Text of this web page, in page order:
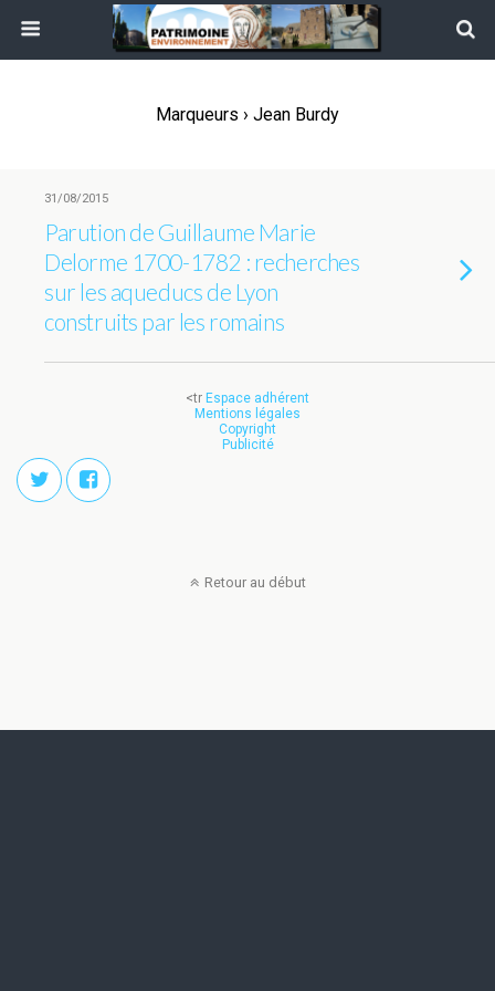
Marqueurs › Jean Burdy
31/08/2015
Parution de Guillaume Marie
Delorme 1700-1782 : recherches
sur les aqueducs de Lyon
construits par les romains
<tr Espace adhérent
Mentions légales
Copyright
Publicité
Retour au début